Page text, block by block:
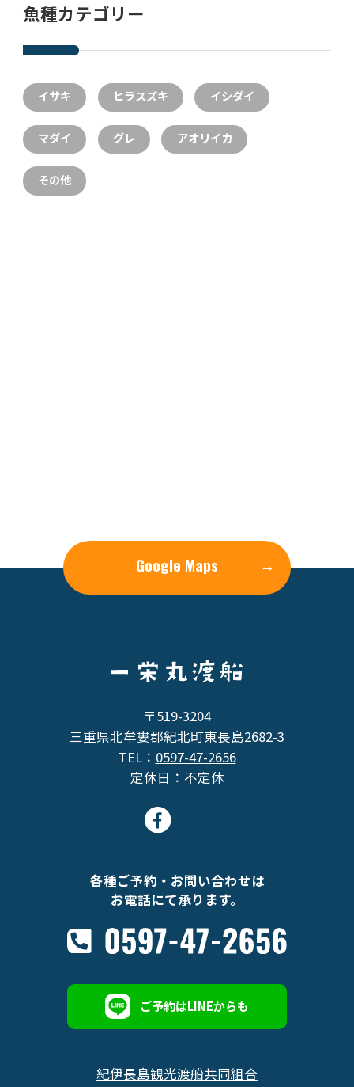
魚種カテゴリー
イサキ ヒラスズキ イシダイ
マダイ グレ アオリイカ
その他
Google Maps →
〒519-3204
三重県北牟婁郡紀北町東長島2682-3
TEL： 0597-47-2656
定休日：不定休
各種ご予約・お問い合わせは
お電話にて承ります。
ご予約はLINEからも
紀伊長島観光渡船共同組合